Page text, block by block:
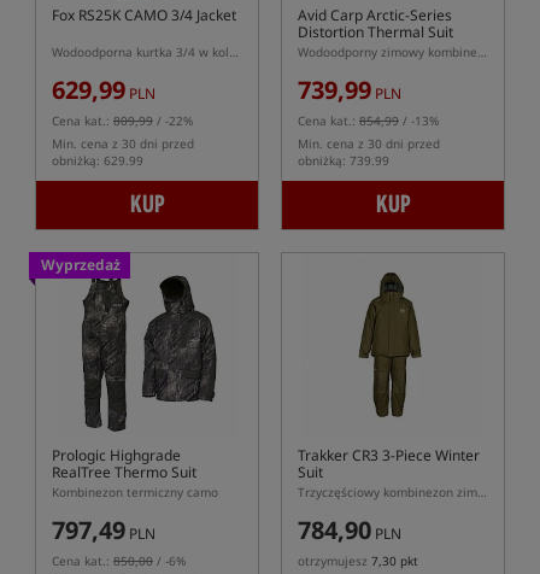
Fox RS25K CAMO 3/4 Jacket
Wodoodporna kurtka 3/4 w kolorze kamuflażu
629,99 PLN
Cena kat.: 809,99 / -22%
Min. cena z 30 dni przed
obniżką: 629.99
KUP
Avid Carp Arctic-Series
Distortion Thermal Suit
Wodoodporny zimowy kombinezon
739,99 PLN
Cena kat.: 854,99 / -13%
Min. cena z 30 dni przed
obniżką: 739.99
KUP
Wyprzedaż
Prologic Highgrade
RealTree Thermo Suit
Kombinezon termiczny camo
797,49 PLN
Cena kat.: 850,00 / -6%
Trakker CR3 3-Piece Winter
Suit
Trzyczęściowy kombinezon zimowy
784,90 PLN
otrzymujesz 7,30 pkt